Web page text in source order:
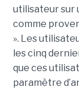
utilisateur sur
comme
». Les
les cinq
que ces
paramètre